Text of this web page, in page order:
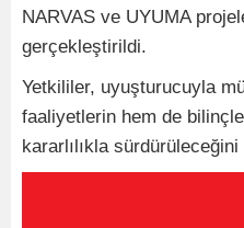
NARVAS ve UYUMA
gerçekleştirildi.
Yetkililer, uyuşturucuyla
faaliyetlerin hem de
kararlılıkla